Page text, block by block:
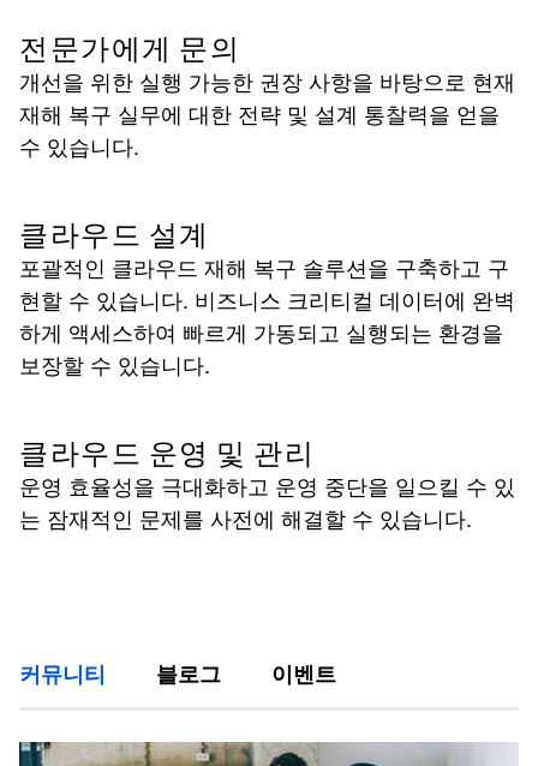
전문가에게 문의
개선을 위한 실행 가능한 권장 사항을 바탕으로 현재
재해 복구 실무에 대한 전략 및 설계 통찰력을 얻을
수 있습니다.
클라우드 설계
포괄적인 클라우드 재해 복구 솔루션을 구축하고 구
현할 수 있습니다. 비즈니스 크리티컬 데이터에 완벽
하게 액세스하여 빠르게 가동되고 실행되는 환경을
보장할 수 있습니다.
클라우드 운영 및 관리
운영 효율성을 극대화하고 운영 중단을 일으킬 수 있
는 잠재적인 문제를 사전에 해결할 수 있습니다.
커뮤니티 블로그 이벤트